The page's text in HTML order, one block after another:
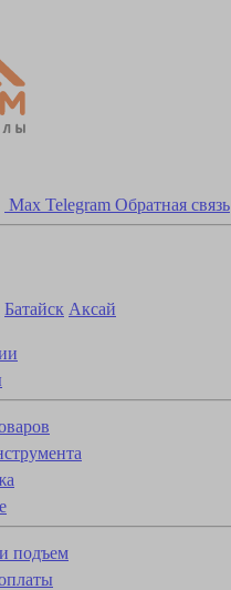
Max Telegram Обратная связь
Батайск Аксай
подъем